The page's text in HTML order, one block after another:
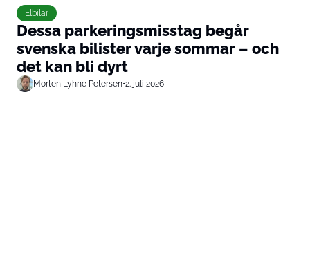
Elbilar
Dessa parkeringsmisstag begår
svenska bilister varje sommar – och
det kan bli dyrt
Morten Lyhne Petersen•2. juli 2026